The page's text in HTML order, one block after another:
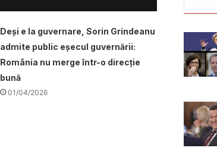
Deși e la guvernare, Sorin Grindeanu
admite public eșecul guvernării:
România nu merge într-o direcție
bună
01/04/2026